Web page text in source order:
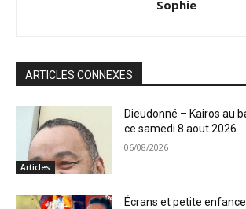
Sophie
ARTICLES CONNEXES
Articles
Dieudonné – Kairos au
ce samedi 8 aout 2026
06/08/2026
Écrans et petite